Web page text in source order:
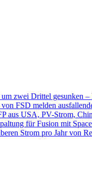
zwei Drittel gesunken –
FSD melden
aus USA, PV-Strom,
für Fusion mit
Strom pro Jahr von